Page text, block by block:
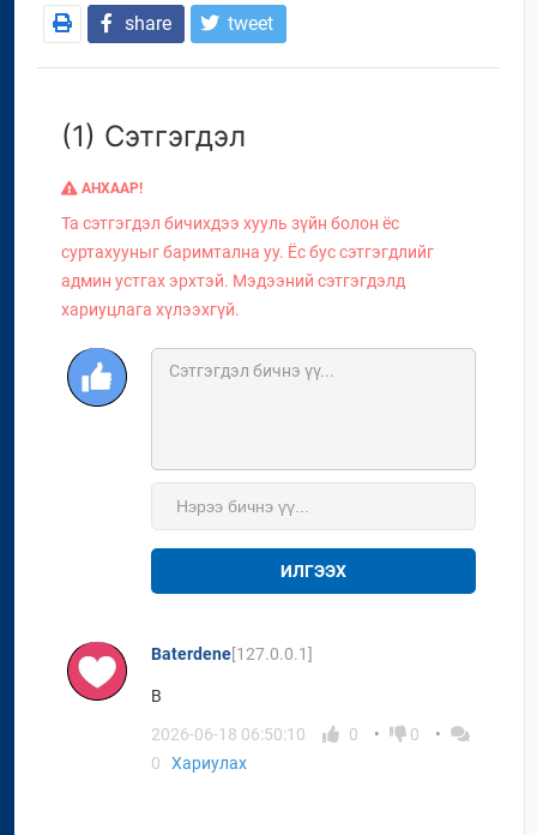
share tweet
(1) Сэтгэгдэл
АНХААР!
Та сэтгэгдэл бичихдээ хууль зүйн болон ёс
суртахууныг баримтална уу. Ёс бус сэтгэгдлийг
админ устгах эрхтэй. Мэдээний сэтгэгдэлд
хариуцлага хүлээхгүй.
ИЛГЭЭХ
Baterdene[127.0.0.1]
B
2026-06-18 06:50:10
0
0
0
Хариулах